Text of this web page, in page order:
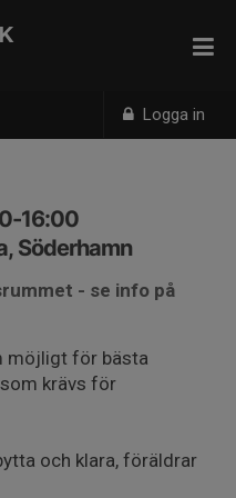
Logga in
16:00
Söderhamn
- se info på
möjligt för bästa
krävs för
och klara, föräldrar